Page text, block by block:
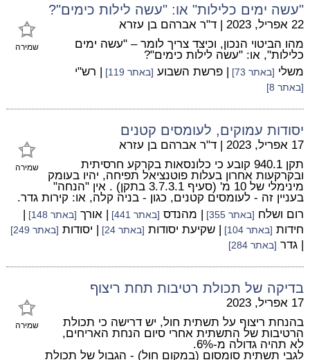
"עשה ימים כלילות" או: "עשה לילות כימים"?
שמירה
22 אפריל, 2023 | ד"ר אברהם בן עזרא
מהו הביטוי הנכון, וכיצד צריך לומר – "עשה ימים
כלילות", או: "עשה לילות כימים"?
משלי [באתר 73] | פרשת השבוע [באתר 119] | רש"י
[באתר 8]
יסודות עמוקים, לעומסים קטנים
שמירה
17 אפריל, 2023 | ד"ר אברהם בן עזרא
תקן 940.1 קובע כי כלונסאות בקרקע חרסיתית
ובקרקעות אחרון בעלות פוטנציאל תפיחה, יהיו בעומק
מינימלי של 10 מ' (סעיף 3.7.3.1 בתקן) . אין "הנחה"
בעניין זה - לעומסים קטנים, כגון - בניה קלה, או: קירות גדר.
רום ושלח [באתר 355] | מהנדס [באתר 441] | אורך [באתר 148]
|
חידות [באתר 104] | שקיעת יסודות [באתר 24] | יסודות [באתר 249]
| גדר [באתר 284]
בדיקה של תכולת רטיבות תחת ריצוף
שמירה
17 אפריל, 2023
בהנחת ריצוף על תשתית חול, יש דרישה כי תכולת
הרטיבות של התשתית אחרי סיום הנחת האריחים,
לא תהיה גדולה מ-6%.
לגבי תשתית סומסום (במקום חול) - הגבול של תכולת